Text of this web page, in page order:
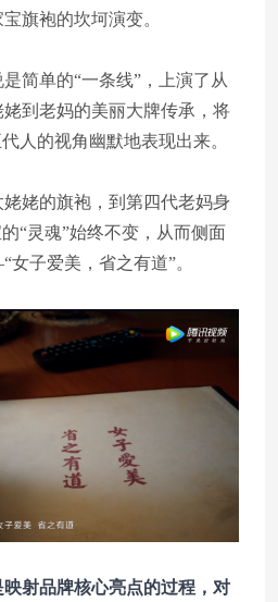
旗袍的坎坷演变。
简单的“一条线”，上演了从
到老妈的美丽大牌传承，将
人的视角幽默地表现出来。
姥的旗袍，到第四代老妈身
的“灵魂”始终不变，从而侧面
子爱美，省之有道”。
射品牌核心亮点的过程，对